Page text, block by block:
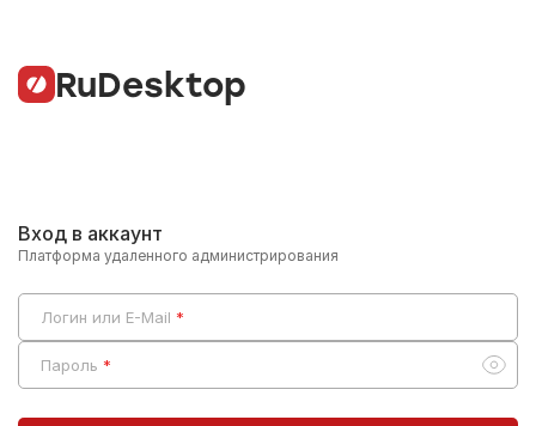
RuDesktop
Вход в аккаунт
Платформа удаленного администрирования
Логин или E-Mail
Пароль